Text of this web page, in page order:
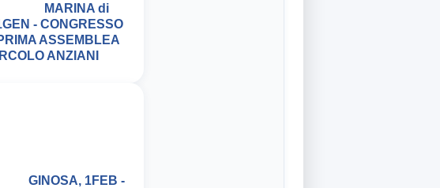
MARINA di
- CONGRESSO
ASSEMBLEA
ANZIANI
GINOSA, 1FEB -